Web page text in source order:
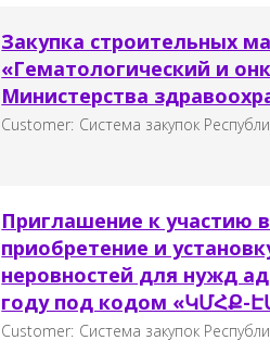
Закупка строительных
«Гематологический и
Министерства
Customer: Система закупок
Приглашение к участию
приобретение и
неровностей для нужд
году под кодом «ԿՄՀՔ-
Customer: Система закупок